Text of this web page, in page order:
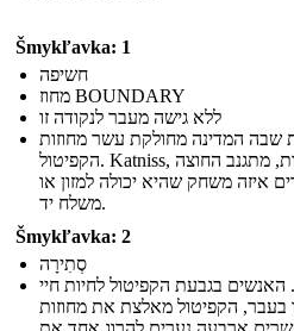
Šmykľavka: 1
חשיפה
מחוז BOUNDARY
ללא גישה מעבר לנקודה זו
שבה המדינה מחולקת עשר מחוזות
הקפיטול. Katniss, שחי בין העניים ביותר של המחוזות, מתגנב החוצה
איזה משחק שהיא יכולה למזון או
משלח יד.
Šmykľavka: 2
סְתִירָה
בגבעת הקפיטול לחיות חיי
בעבר, הקפיטול מאלצת את מחוזות